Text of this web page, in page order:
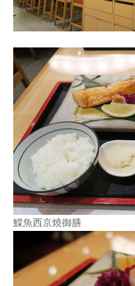
活動實況記錄
媒體報導一覽
合作與代言
訂閱電子報
鰈魚西京燒御膳